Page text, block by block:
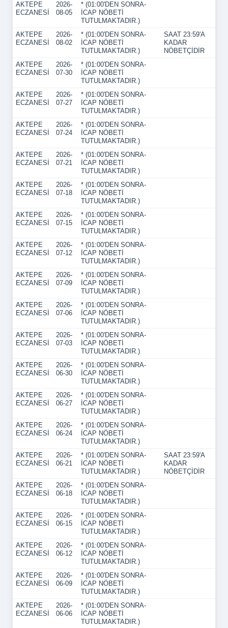
AKTEPE
ECZANESİ
2026-
08-05
* (01:00'DEN SONRA-
İCAP NÖBETİ
TUTULMAKTADIR.)
AKTEPE
ECZANESİ
2026-
08-02
* (01:00'DEN SONRA-
İCAP NÖBETİ
TUTULMAKTADIR.)
SAAT 23:59'A
KADAR
NÖBETÇİDİR
AKTEPE
ECZANESİ
2026-
07-30
* (01:00'DEN SONRA-
İCAP NÖBETİ
TUTULMAKTADIR.)
AKTEPE
ECZANESİ
2026-
07-27
* (01:00'DEN SONRA-
İCAP NÖBETİ
TUTULMAKTADIR.)
AKTEPE
ECZANESİ
2026-
07-24
* (01:00'DEN SONRA-
İCAP NÖBETİ
TUTULMAKTADIR.)
AKTEPE
ECZANESİ
2026-
07-21
* (01:00'DEN SONRA-
İCAP NÖBETİ
TUTULMAKTADIR.)
AKTEPE
ECZANESİ
2026-
07-18
* (01:00'DEN SONRA-
İCAP NÖBETİ
TUTULMAKTADIR.)
AKTEPE
ECZANESİ
2026-
07-15
* (01:00'DEN SONRA-
İCAP NÖBETİ
TUTULMAKTADIR.)
AKTEPE
ECZANESİ
2026-
07-12
* (01:00'DEN SONRA-
İCAP NÖBETİ
TUTULMAKTADIR.)
AKTEPE
ECZANESİ
2026-
07-09
* (01:00'DEN SONRA-
İCAP NÖBETİ
TUTULMAKTADIR.)
AKTEPE
ECZANESİ
2026-
07-06
* (01:00'DEN SONRA-
İCAP NÖBETİ
TUTULMAKTADIR.)
AKTEPE
ECZANESİ
2026-
07-03
* (01:00'DEN SONRA-
İCAP NÖBETİ
TUTULMAKTADIR.)
AKTEPE
ECZANESİ
2026-
06-30
* (01:00'DEN SONRA-
İCAP NÖBETİ
TUTULMAKTADIR.)
AKTEPE
ECZANESİ
2026-
06-27
* (01:00'DEN SONRA-
İCAP NÖBETİ
TUTULMAKTADIR.)
AKTEPE
ECZANESİ
2026-
06-24
* (01:00'DEN SONRA-
İCAP NÖBETİ
TUTULMAKTADIR.)
AKTEPE
ECZANESİ
2026-
06-21
* (01:00'DEN SONRA-
İCAP NÖBETİ
TUTULMAKTADIR.)
SAAT 23:59'A
KADAR
NÖBETÇİDİR
AKTEPE
ECZANESİ
2026-
06-18
* (01:00'DEN SONRA-
İCAP NÖBETİ
TUTULMAKTADIR.)
AKTEPE
ECZANESİ
2026-
06-15
* (01:00'DEN SONRA-
İCAP NÖBETİ
TUTULMAKTADIR.)
AKTEPE
ECZANESİ
2026-
06-12
* (01:00'DEN SONRA-
İCAP NÖBETİ
TUTULMAKTADIR.)
AKTEPE
ECZANESİ
2026-
06-09
* (01:00'DEN SONRA-
İCAP NÖBETİ
TUTULMAKTADIR.)
AKTEPE
ECZANESİ
2026-
06-06
* (01:00'DEN SONRA-
İCAP NÖBETİ
TUTULMAKTADIR.)